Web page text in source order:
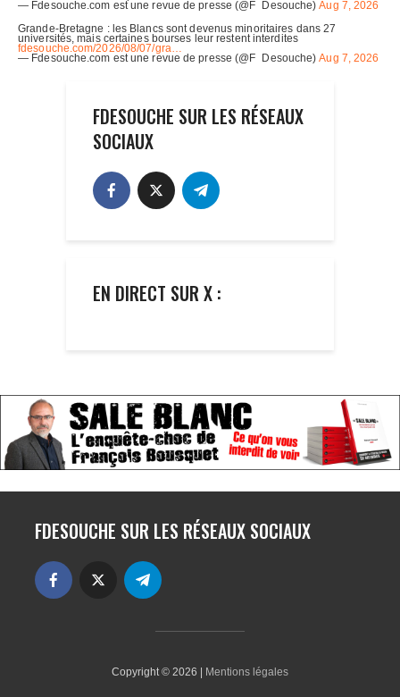
FDESOUCHE SUR LES RÉSEAUX
SOCIAUX
EN DIRECT SUR X :
FDESOUCHE SUR LES RÉSEAUX SOCIAUX
Copyright © 2026 | Mentions légales